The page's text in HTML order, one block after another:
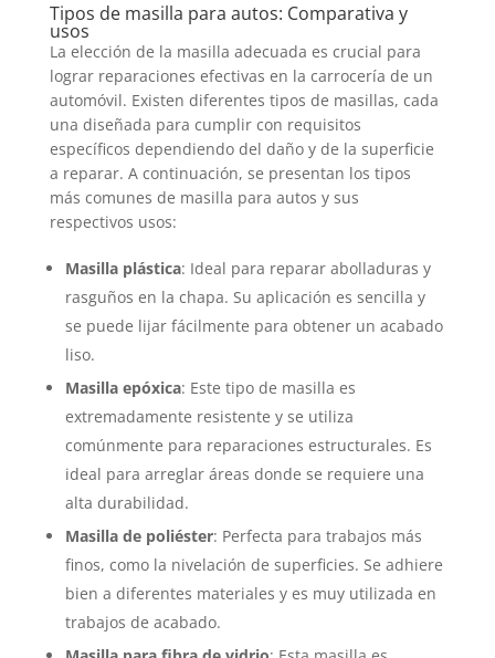
Tipos de masilla para autos: Comparativa y
usos
La elección de la masilla adecuada es crucial para
lograr reparaciones efectivas en la carrocería de un
automóvil. Existen diferentes tipos de masillas, cada
una diseñada para cumplir con requisitos
específicos dependiendo del daño y de la superficie
a reparar. A continuación, se presentan los tipos
más comunes de masilla para autos y sus
respectivos usos:
Masilla plástica: Ideal para reparar abolladuras y
rasguños en la chapa. Su aplicación es sencilla y
se puede lijar fácilmente para obtener un acabado
liso.
Masilla epóxica: Este tipo de masilla es
extremadamente resistente y se utiliza
comúnmente para reparaciones estructurales. Es
ideal para arreglar áreas donde se requiere una
alta durabilidad.
Masilla de poliéster: Perfecta para trabajos más
finos, como la nivelación de superficies. Se adhiere
bien a diferentes materiales y es muy utilizada en
trabajos de acabado.